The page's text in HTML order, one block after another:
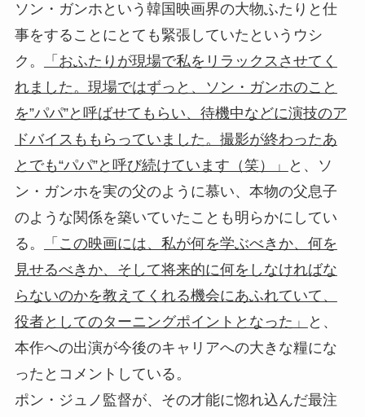
ソン・ガンホという韓国映画界の大物ふたりと仕
事をすることにとても緊張していたというウシ
ク。
「おふたりが現場で私をリラックスさせてく
れました。現場ではずっと、ソン・ガンホのこと
を”パパ”と呼ばせてもらい、待機中などに演技のア
ドバイスももらっていました。撮影が終わったあ
とでも“パパ”と呼び続けています（笑）」
と、ソ
ン・ガンホを実の父のように慕い、本物の父息子
のような関係を築いていたことも明らかにしてい
る。
「この映画には、私が何を学ぶべきか、何を
見せるべきか、そして将来的に何をしなければな
らないのかを教えてくれる機会にあふれていて、
役者としてのターニングポイントとなった」
と、
本作への出演が今後のキャリアへの大きな糧にな
ったとコメントしている。
ポン・ジュノ監督が、その才能に惚れ込んだ最注